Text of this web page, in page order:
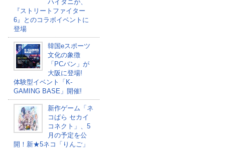
ハイタニが、
『ストリートファイター
6』とのコラボイベントに
登場
韓国eスポーツ
文化の象徴
「PCバン」が
大阪に登場!
体験型イベント「K-
GAMING BASE」開催!
新作ゲーム「ネ
コぱら セカイ
コネクト」、5
月の予定を公
開！新★5ネコ「りんご」